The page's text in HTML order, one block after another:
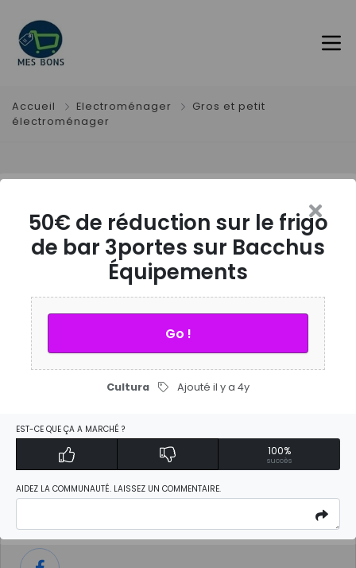
Accueil Electroménager
Gros et petit
électroménager
frigo de bar 3portes sur
Bacchus Équipements
Description et modalités
Livraison gratuite entre le 02 Juin 2022 et le 03 Juin
2022. 849,00€ au lieu de 899,00€ pour l’achat vos
Activer Discount
50€ de réduction sur le frigo
de bar 3portes sur Bacchus
Équipements
Go !
Cultura Ajouté il y a 4y
EST-CE QUE ÇA A MARCHÉ ?
100%
succès
AIDEZ LA COMMUNAUTÉ. LAISSEZ UN COMMENTAIRE.